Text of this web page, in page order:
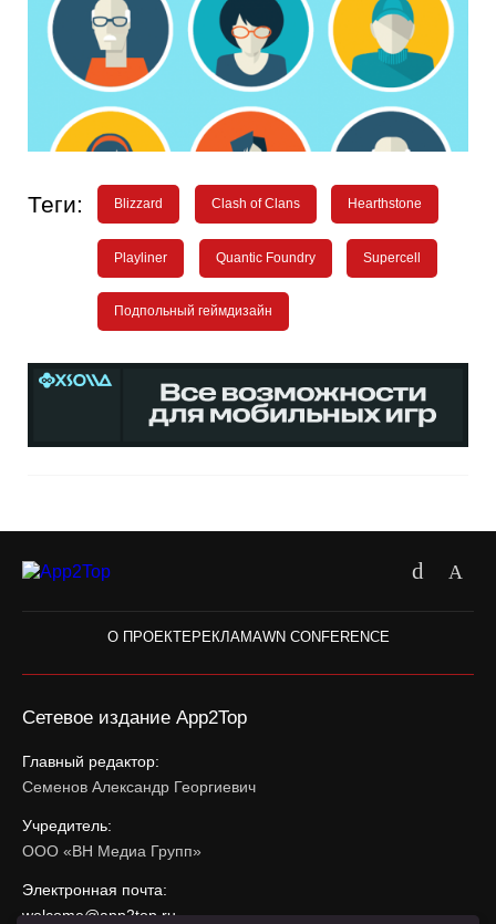
Теги: Blizzard Clash of Clans Hearthstone
Playliner Quantic Foundry Supercell
Подпольный геймдизайн
О ПРОЕКТЕРЕКЛАМАWN CONFERENCE
Сетевое издание App2Top
Главный редактор:
Семенов Александр Георгиевич
Учредитель:
ООО «ВН Медиа Групп»
Электронная почта:
welcome@app2top.ru